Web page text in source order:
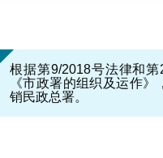
根据第9/2018号法律和
《市政署的组织及运作
销民政总署。